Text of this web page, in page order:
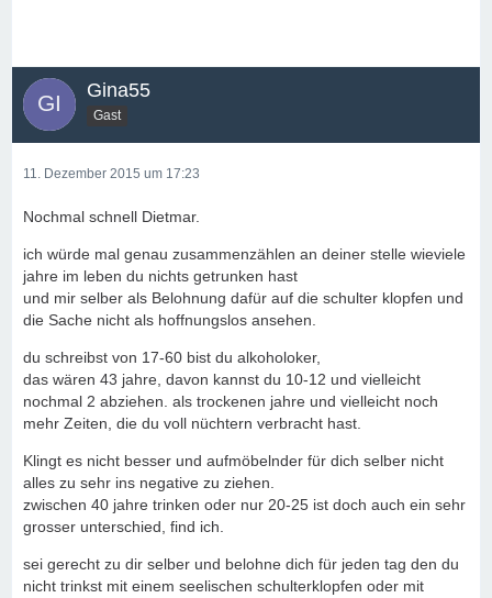
Gina55
Gast
11. Dezember 2015 um 17:23
Nochmal schnell Dietmar.
ich würde mal genau zusammenzählen an deiner stelle wieviele
jahre im leben du nichts getrunken hast
und mir selber als Belohnung dafür auf die schulter klopfen und
die Sache nicht als hoffnungslos ansehen.
du schreibst von 17-60 bist du alkoholoker,
das wären 43 jahre, davon kannst du 10-12 und vielleicht
nochmal 2 abziehen. als trockenen jahre und vielleicht noch
mehr Zeiten, die du voll nüchtern verbracht hast.
Klingt es nicht besser und aufmöbelnder für dich selber nicht
alles zu sehr ins negative zu ziehen.
zwischen 40 jahre trinken oder nur 20-25 ist doch auch ein sehr
grosser unterschied, find ich.
sei gerecht zu dir selber und belohne dich für jeden tag den du
nicht trinkst mit einem seelischen schulterklopfen oder mit